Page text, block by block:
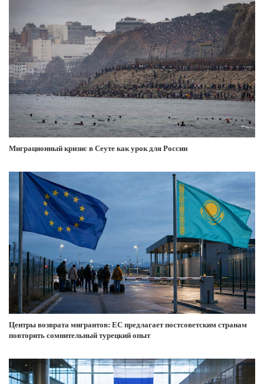
Миграционный кризис в Сеуте как урок для России
Центры возврата мигрантов: ЕС предлагает постсоветским странам
повторить сомнительный турецкий опыт